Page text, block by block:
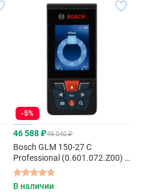
-5%
46 588 ₽49 040 ₽
Bosch GLM 150-27 C
Professional (0.601.072.Z00) -
лазерный дальномер с
красным лучом
В наличии